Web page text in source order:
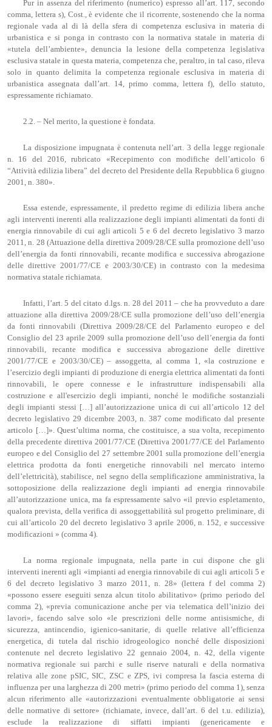
Pur in assenza del riferimento (numerico) espresso all’art. 117, secondo
comma, lettera s), Cost., è evidente che il ricorrente, sostenendo che la norma
regionale vada al di là della sfera di competenza esclusiva in materia di
urbanistica e si ponga in contrasto con la normativa statale in materia di
«tutela dell’ambiente», denuncia la lesione della competenza legislativa
esclusiva statale in questa materia, competenza che, peraltro, in tal caso, rileva
solo in quanto delimita la competenza regionale esclusiva in materia di
urbanistica assegnata dall’art. 14, primo comma, lettera f), dello statuto,
espressamente richiamato.
2.2. – Nel merito, la questione è fondata.
La disposizione impugnata è contenuta nell’art. 3 della legge regionale
n. 16 del 2016, rubricato «Recepimento con modifiche dell’articolo 6
“Attività edilizia libera” del decreto del Presidente della Repubblica 6 giugno
2001, n. 380».
Essa estende, espressamente, il predetto regime di edilizia libera anche
agli interventi inerenti alla realizzazione degli impianti alimentati da fonti di
energia rinnovabile di cui agli articoli 5 e 6 del decreto legislativo 3 marzo
2011, n. 28 (Attuazione della direttiva 2009/28/CE sulla promozione dell’uso
dell’energia da fonti rinnovabili, recante modifica e successiva abrogazione
delle direttive 2001/77/CE e 2003/30/CE) in contrasto con la medesima
normativa statale richiamata.
Infatti, l’art. 5 del citato d.lgs. n. 28 del 2011 – che ha provveduto a dare
attuazione alla direttiva 2009/28/CE sulla promozione dell’uso dell’energia
da fonti rinnovabili (Direttiva 2009/28/CE del Parlamento europeo e del
Consiglio del 23 aprile 2009 sulla promozione dell’uso dell’energia da fonti
rinnovabili, recante modifica e successiva abrogazione delle direttive
2001/77/CE e 2003/30/CE) – assoggetta, al comma 1, «la costruzione e
l’esercizio degli impianti di produzione di energia elettrica alimentati da fonti
rinnovabili, le opere connesse e le infrastrutture indispensabili alla
costruzione e all'esercizio degli impianti, nonché le modifiche sostanziali
degli impianti stessi […] all’autorizzazione unica di cui all’articolo 12 del
decreto legislativo 29 dicembre 2003, n. 387 come modificato dal presente
articolo […]». Quest’ultima norma, che costituisce, a sua volta, recepimento
della precedente direttiva 2001/77/CE (Direttiva 2001/77/CE del Parlamento
europeo e del Consiglio del 27 settembre 2001 sulla promozione dell’energia
elettrica prodotta da fonti energetiche rinnovabili nel mercato interno
dell’elettricità), stabilisce, nel segno della semplificazione amministrativa, la
sottoposizione della realizzazione degli impianti ad energia rinnovabile
all’autorizzazione unica, ma fa espressamente salvo «il previo espletamento,
qualora prevista, della verifica di assoggettabilità sul progetto preliminare, di
cui all’articolo 20 del decreto legislativo 3 aprile 2006, n. 152, e successive
modificazioni » (comma 4).
La norma regionale impugnata, nella parte in cui dispone che gli
interventi inerenti agli «impianti ad energia rinnovabile di cui agli articoli 5 e
6 del decreto legislativo 3 marzo 2011, n. 28» (lettera f del comma 2)
«possono essere eseguiti senza alcun titolo abilitativo» (primo periodo del
comma 2), «previa comunicazione anche per via telematica dell’inizio dei
lavori», facendo salve solo «le prescrizioni delle norme antisismiche, di
sicurezza, antincendio, igienico-sanitarie, di quelle relative all’efficienza
energetica, di tutela dal rischio idrogeologico nonché delle disposizioni
contenute nel decreto legislativo 22 gennaio 2004, n. 42, della vigente
normativa regionale sui parchi e sulle riserve naturali e della normativa
relativa alle zone pSIC, SIC, ZSC e ZPS, ivi compresa la fascia esterna di
influenza per una larghezza di 200 metri» (primo periodo del comma 1), senza
alcun riferimento alle «autorizzazioni eventualmente obbligatorie ai sensi
delle normative di settore» (richiamate, invece, dall’art. 6 del t.u. edilizia),
esclude la realizzazione di siffatti impianti (genericamente e